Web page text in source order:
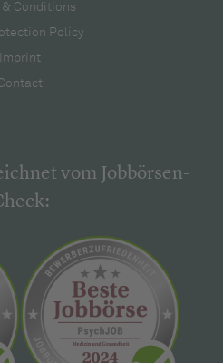
& Conditions
Policy
Imprint
vom Jobbörsen-